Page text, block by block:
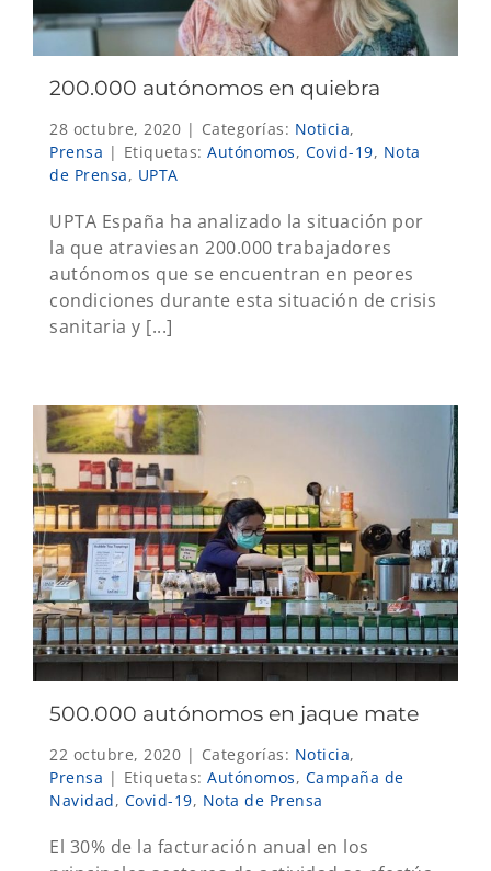
200.000 autónomos en quiebra
28 octubre, 2020 | Categorías: Noticia,
Prensa | Etiquetas: Autónomos, Covid-19, Nota
de Prensa, UPTA
UPTA España ha analizado la situación por
la que atraviesan 200.000 trabajadores
autónomos que se encuentran en peores
condiciones durante esta situación de crisis
sanitaria y [...]
500.000 autónomos en jaque mate
22 octubre, 2020 | Categorías: Noticia,
Prensa | Etiquetas: Autónomos, Campaña de
Navidad, Covid-19, Nota de Prensa
El 30% de la facturación anual en los